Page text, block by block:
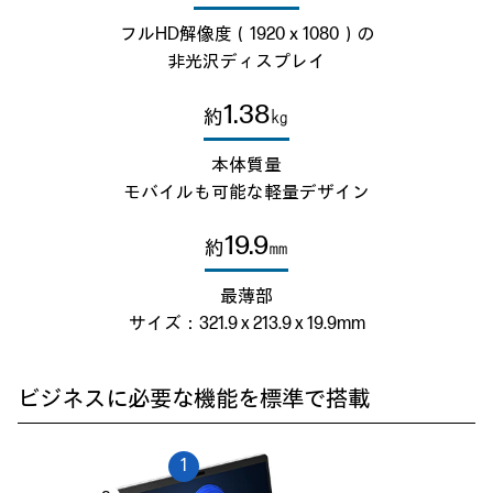
フルHD解像度（1920ｘ1080）の
非光沢ディスプレイ
約1.38㎏
本体質量
モバイルも可能な軽量デザイン
約19.9㎜
最薄部
サイズ：321.9 x 213.9 x 19.9mm
ビジネスに必要な機能を標準で搭載
1